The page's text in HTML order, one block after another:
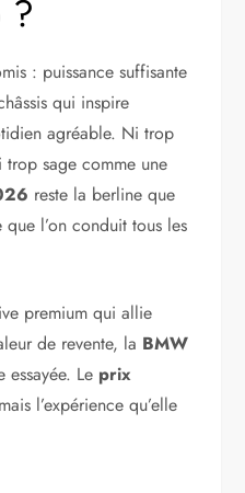
?
: puissance suffisante
qui inspire
agréable. Ni trop
sage comme une
reste la berline que
l’on conduit tous les
premium qui allie
de revente, la BMW
essayée. Le prix
l’expérience qu’elle